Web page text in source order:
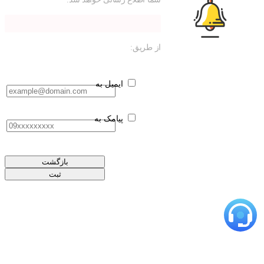
از طریق:
ایمیل به
پیامک به
بازگشت